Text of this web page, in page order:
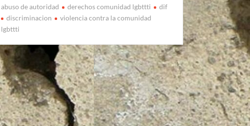
abuso de autoridad derechos comunidad lgbttti
dif
discriminacion
violencia contra la comunidad
lgbttti